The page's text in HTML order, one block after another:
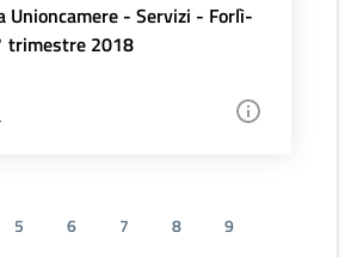
Unioncamere - Servizi - Forlì-
trimestre 2018
5 6 7 8
9